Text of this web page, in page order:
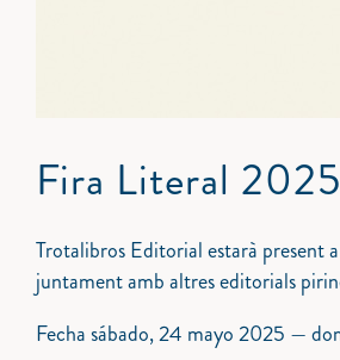
Fira Literal 2025
Trotalibros Editorial estarà present
juntament amb altres editorials
Fechasábado, 24 mayo 2025 —